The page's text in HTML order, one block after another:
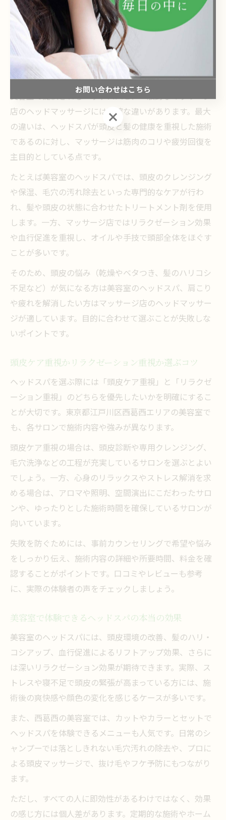
ヘッドスパとマッサージの違い
を徹底比較
美容室のヘッドスパとマッサージの違いとは
美容室で提供されるヘッドスパと、一般的なマッサージ
店のヘッドマッサージには明確な違いがあります。最大
の違いは、ヘッドスパが頭皮と髪の健康を重視した施術
であるのに対し、マッサージは筋肉のコリや疲労回復を
主目的としている点です。
たとえば美容室のヘッドスパでは、頭皮のクレンジング
や保湿、毛穴の汚れ除去といった専門的なケアが行わ
れ、髪や頭皮の状態に合わせたトリートメント剤を使用
します。一方、マッサージ店ではリラクゼーション効果
や血行促進を重視し、オイルや手技で頭部全体をほぐす
ことが多いです。
そのため、頭皮の悩み（乾燥やベタつき、髪のハリコシ
不足など）が気になる方は美容室のヘッドスパ、肩こり
や疲れを解消したい方はマッサージ店のヘッドマッサー
ジが適しています。目的に合わせて選ぶことが失敗しな
いポイントです。
頭皮ケア重視かリラクゼーション重視か選ぶコツ
ヘッドスパを選ぶ際には「頭皮ケア重視」と「リラクゼ
ーション重視」のどちらを優先したいかを明確にするこ
とが大切です。東京都江戸川区西葛西エリアの美容室で
も、各サロンで施術内容や強みが異なります。
頭皮ケア重視の場合は、頭皮診断や専用クレンジング、
毛穴洗浄などの工程が充実しているサロンを選ぶとよい
でしょう。一方、心身のリラックスやストレス解消を求
める場合は、アロマや照明、空間演出にこだわったサロ
ンや、ゆったりとした施術時間を確保しているサロンが
向いています。
失敗を防ぐためには、事前カウンセリングで希望や悩み
をしっかり伝え、施術内容の詳細や所要時間、料金を確
認することがポイントです。口コミやレビューも参考
に、実際の体験者の声をチェックしましょう。
美容室で体験できるヘッドスパの本当の効果
美容室のヘッドスパには、頭皮環境の改善、髪のハリ・
コシアップ、血行促進によるリフトアップ効果、さらに
は深いリラクゼーション効果が期待できます。実際、ス
トレスや寝不足で頭皮の緊張が高まっている方には、施
術後の爽快感や顔色の変化を感じるケースが多いです。
また、西葛西の美容室では、カットやカラーとセットで
ヘッドスパを体験できるメニューも人気です。日常のシ
ャンプーでは落としきれない毛穴汚れの除去や、プロに
よる頭皮マッサージで、抜け毛やフケ予防にもつながり
ます。
ただし、すべての人に即効性があるわけではなく、効果
の感じ方には個人差があります。定期的な施術やホーム
お問い合わせはこちら
お問い合わせはこちら